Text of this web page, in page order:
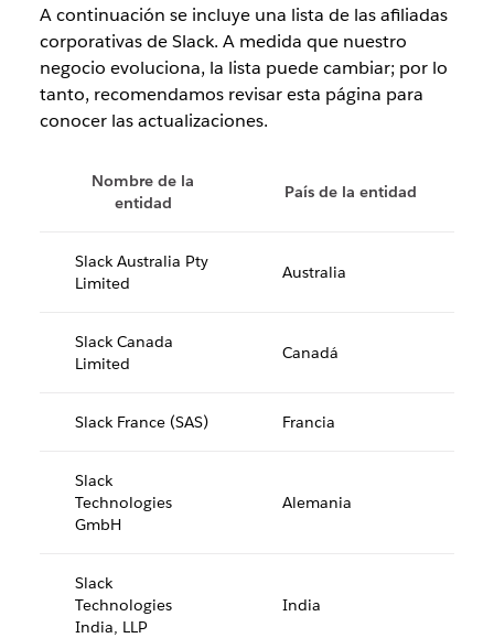
A continuación se incluye una lista de las afiliadas
corporativas de Slack. A medida que nuestro
negocio evoluciona, la lista puede cambiar; por lo
tanto, recomendamos revisar esta página para
conocer las actualizaciones.
Nombre de la
entidad
País de la entidad
Slack Australia Pty
Limited
Australia
Slack Canada
Limited
Canadá
Slack France (SAS) Francia
Slack
Technologies
GmbH
Alemania
Slack
Technologies
India, LLP
India